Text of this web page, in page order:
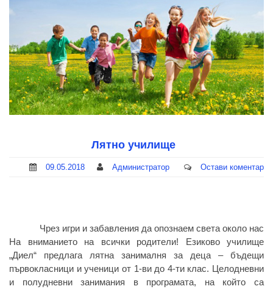
Лятно училище
09.05.2018 Администратор Остави коментар
Чрез игри и забавления да опознаем света около нас
На вниманието на всички родители! Езиково училище
„Диел“ предлага лятна занималня за деца – бъдещи
първокласници и ученици от 1-ви до 4-ти клас. Целодневни
и полудневни занимания в програмата, на който са